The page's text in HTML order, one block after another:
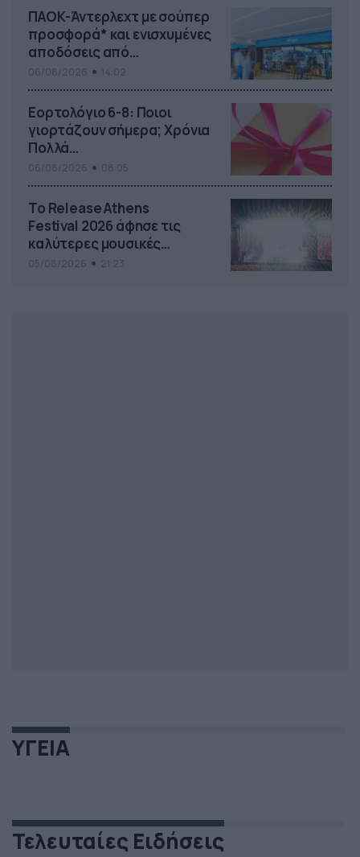
ΠΑΟΚ-Άντερλεχτ με σούπερ
προσφορά* και ενισχυμένες
αποδόσεις από
το Pamestoixima.gr
Εορτολόγιο 6-8: Ποιοι
γιορτάζουν σήμερα; Χρόνια
Πολλά…
Το Release Athens
Festival 2026 άφησε τις
καλύτερες μουσικές
αναμνήσεις
ΥΓΕΙΑ
Τελευταίες Ειδήσεις